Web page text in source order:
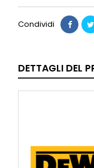
Condividi
DETTAGLI DEL